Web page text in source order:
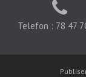
Telefon : 78 47